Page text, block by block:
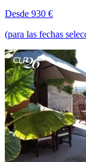
Desde 930 €
(para las fechas